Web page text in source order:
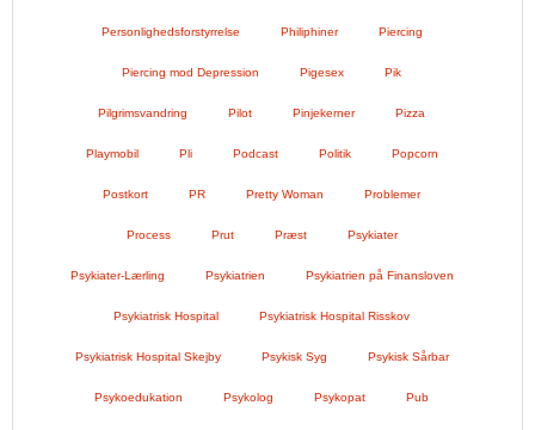
Personlighedsforstyrrelse Philiphiner Piercing
Piercing mod Depression Pigesex Pik
Pilgrimsvandring Pilot Pinjekerner Pizza
Playmobil Pli Podcast Politik Popcorn
Postkort PR Pretty Woman Problemer
Process Prut Præst Psykiater
Psykiater-Lærling Psykiatrien Psykiatrien på Finansloven
Psykiatrisk Hospital Psykiatrisk Hospital Risskov
Psykiatrisk Hospital Skejby Psykisk Syg Psykisk Sårbar
Psykoedukation Psykolog Psykopat Pub